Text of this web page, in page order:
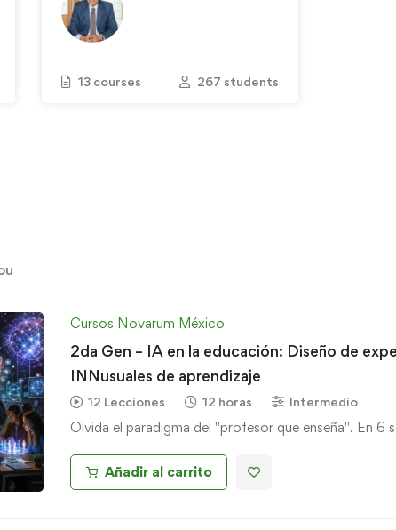
13 courses 267 students
Cursos Novarum México
2da Gen – IA en la educación: Diseño de
INNusuales de aprendizaje
12 Lecciones 12 horas Intermedio
Olvida el paradigma del "profesor que enseña". En 6
Añadir al carrito